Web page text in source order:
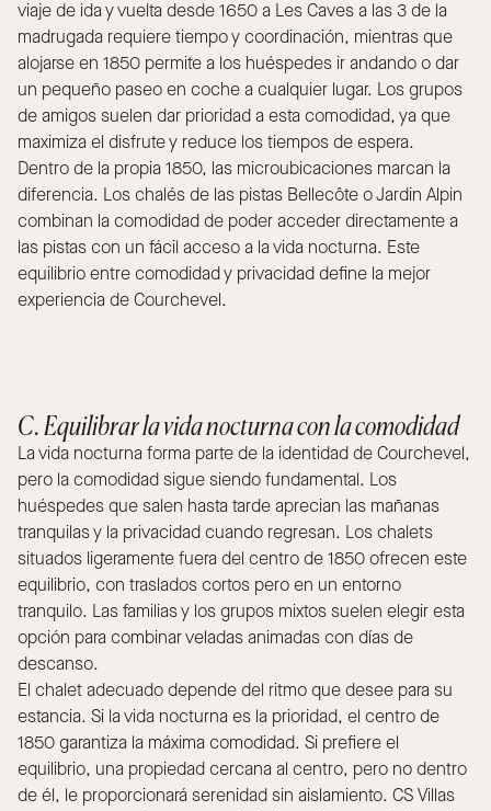
viaje de ida y vuelta desde 1650 a Les Caves a las 3 de la
madrugada requiere tiempo y coordinación, mientras que
alojarse en 1850 permite a los huéspedes ir andando o dar
un pequeño paseo en coche a cualquier lugar. Los grupos
de amigos suelen dar prioridad a esta comodidad, ya que
maximiza el disfrute y reduce los tiempos de espera.
Dentro de la propia 1850, las microubicaciones marcan la
diferencia. Los chalés de las pistas Bellecôte o Jardin Alpin
combinan la comodidad de poder acceder directamente a
las pistas con un fácil acceso a la vida nocturna. Este
equilibrio entre comodidad y privacidad define la mejor
experiencia de Courchevel.
C. Equilibrar la vida nocturna con la comodidad
La vida nocturna forma parte de la identidad de Courchevel,
pero la comodidad sigue siendo fundamental. Los
huéspedes que salen hasta tarde aprecian las mañanas
tranquilas y la privacidad cuando regresan. Los chalets
situados ligeramente fuera del centro de 1850 ofrecen este
equilibrio, con traslados cortos pero en un entorno
tranquilo. Las familias y los grupos mixtos suelen elegir esta
opción para combinar veladas animadas con días de
descanso.
El chalet adecuado depende del ritmo que desee para su
estancia. Si la vida nocturna es la prioridad, el centro de
1850 garantiza la máxima comodidad. Si prefiere el
equilibrio, una propiedad cercana al centro, pero no dentro
de él, le proporcionará serenidad sin aislamiento. CS Villas